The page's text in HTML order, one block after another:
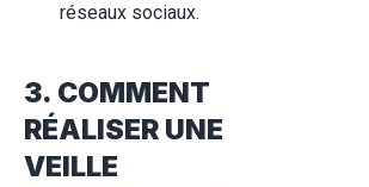
réseaux sociaux.
3. COMMENT
RÉALISER UNE
VEILLE